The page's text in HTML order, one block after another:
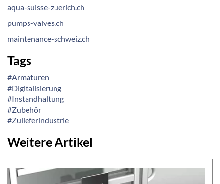
aqua-suisse-zuerich.ch
pumps-valves.ch
maintenance-schweiz.ch
Tags
#Armaturen
#Digitalisierung
#Instandhaltung
#Zubehör
#Zulieferindustrie
Weitere Artikel